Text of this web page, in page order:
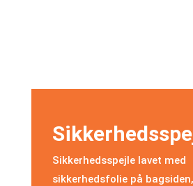
Sikkerhedsspejle lavet med
sikkerhedsfolie på